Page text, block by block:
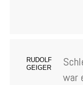
RUDOLF
GEIGER
war